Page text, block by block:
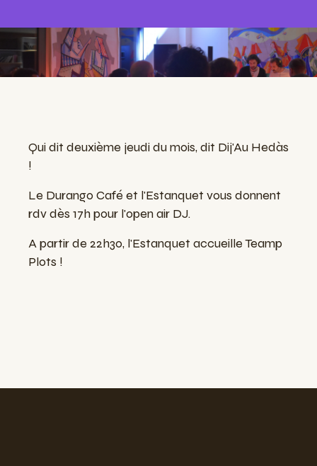
Qui dit deuxième jeudi du mois, dit Dij'Au Hedàs
!
Le Durango Café et l'Estanquet vous donnent
rdv dès 17h pour l'open air DJ.
A partir de 22h30, l'Estanquet accueille Teamp
Plots !